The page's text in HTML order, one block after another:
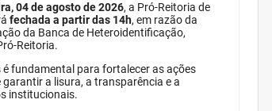
04 de agosto de 2026, a Pró-Reitoria de
fechada a partir das 14h, em razão da
da Banca de Heteroidentificação,
Reitoria.
fundamental para fortalecer as ações
a lisura, a transparência e a
institucionais.